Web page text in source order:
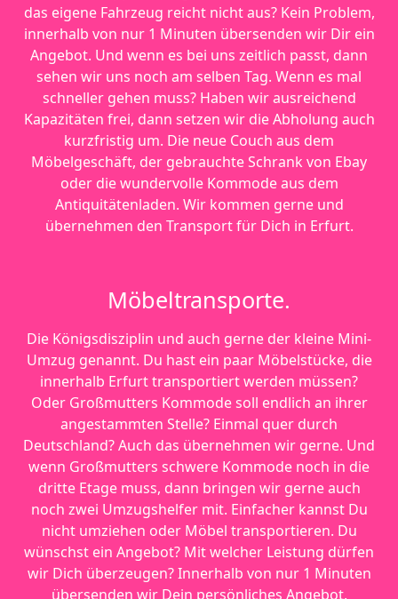
das eigene Fahrzeug reicht nicht aus? Kein Problem,
innerhalb von nur 1 Minuten übersenden wir Dir ein
Angebot. Und wenn es bei uns zeitlich passt, dann
sehen wir uns noch am selben Tag. Wenn es mal
schneller gehen muss? Haben wir ausreichend
Kapazitäten frei, dann setzen wir die Abholung auch
kurzfristig um. Die neue Couch aus dem
Möbelgeschäft, der gebrauchte Schrank von Ebay
oder die wundervolle Kommode aus dem
Antiquitätenladen. Wir kommen gerne und
übernehmen den Transport für Dich in Erfurt.
Möbeltransporte.
Die Königsdisziplin und auch gerne der kleine Mini-
Umzug genannt. Du hast ein paar Möbelstücke, die
innerhalb Erfurt transportiert werden müssen?
Oder Großmutters Kommode soll endlich an ihrer
angestammten Stelle? Einmal quer durch
Deutschland? Auch das übernehmen wir gerne. Und
wenn Großmutters schwere Kommode noch in die
dritte Etage muss, dann bringen wir gerne auch
noch zwei Umzugshelfer mit. Einfacher kannst Du
nicht umziehen oder Möbel transportieren. Du
wünschst ein Angebot? Mit welcher Leistung dürfen
wir Dich überzeugen? Innerhalb von nur 1 Minuten
übersenden wir Dein persönliches Angebot.